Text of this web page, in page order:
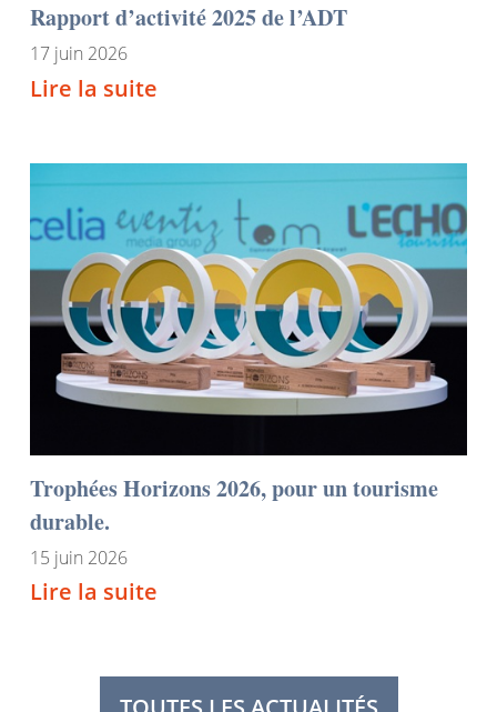
Rapport d’activité 2025 de l’ADT
17 juin 2026
Lire la suite
Trophées Horizons 2026, pour un tourisme
durable.
15 juin 2026
Lire la suite